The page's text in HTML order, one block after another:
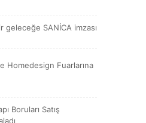
geleceğe SANİCA imzası
Homedesign Fuarlarına
Boruları Satış